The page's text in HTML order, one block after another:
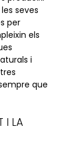
seves
per
els
i
que
I LA